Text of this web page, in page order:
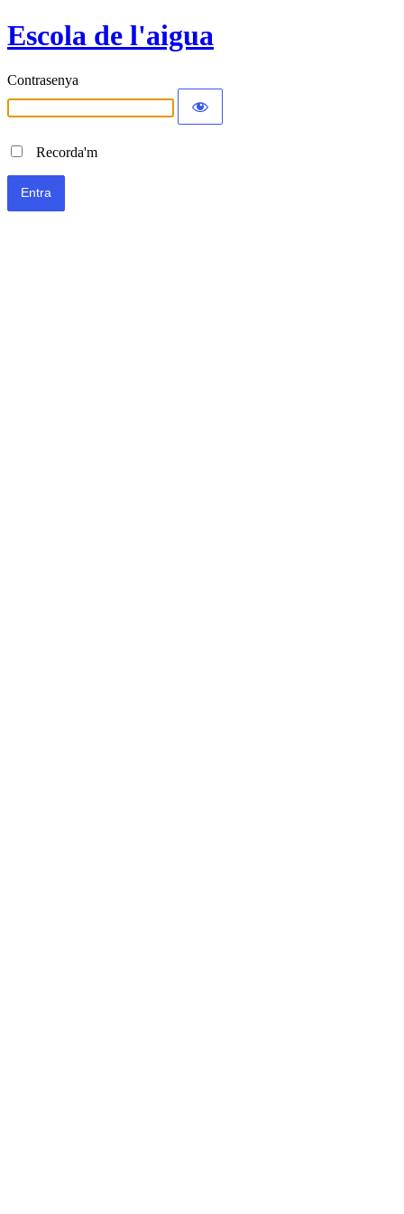
Escola de l'aigua
Contrasenya
Recorda'm